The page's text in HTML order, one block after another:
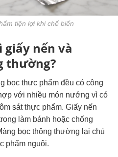
tiện lợi khi chế biến
giấy nến và
thường?
bọc thực phẩm đều có công
với nhiều món nướng vì có
sát thực phẩm. Giấy nến
làm bánh hoặc chống
bọc thông thường lại chủ
phẩm nguội.